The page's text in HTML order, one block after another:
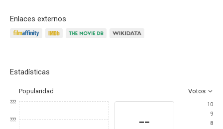
Enlaces externos
Estadísticas
Popularidad Votos
???
??? --
10
9
8